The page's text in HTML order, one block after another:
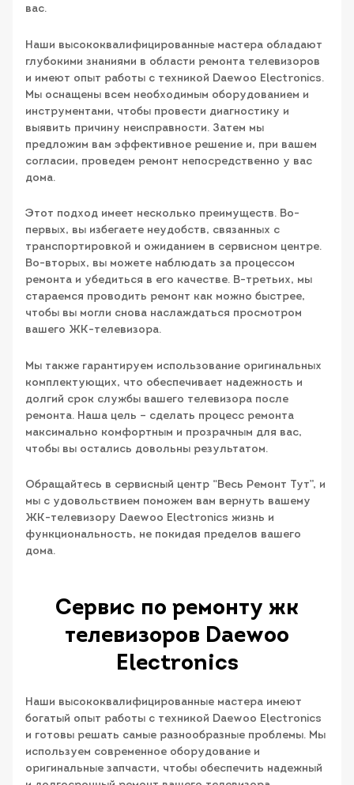
вас.
Наши высококвалифицированные мастера обладают
глубокими знаниями в области ремонта телевизоров
и имеют опыт работы с техникой Daewoo Electronics.
Мы оснащены всем необходимым оборудованием и
инструментами, чтобы провести диагностику и
выявить причину неисправности. Затем мы
предложим вам эффективное решение и, при вашем
согласии, проведем ремонт непосредственно у вас
дома.
Этот подход имеет несколько преимуществ. Во-
первых, вы избегаете неудобств, связанных с
транспортировкой и ожиданием в сервисном центре.
Во-вторых, вы можете наблюдать за процессом
ремонта и убедиться в его качестве. В-третьих, мы
стараемся проводить ремонт как можно быстрее,
чтобы вы могли снова наслаждаться просмотром
вашего ЖК-телевизора.
Мы также гарантируем использование оригинальных
комплектующих, что обеспечивает надежность и
долгий срок службы вашего телевизора после
ремонта. Наша цель – сделать процесс ремонта
максимально комфортным и прозрачным для вас,
чтобы вы остались довольны результатом.
Обращайтесь в сервисный центр “Весь Ремонт Тут”, и
мы с удовольствием поможем вам вернуть вашему
ЖК-телевизору Daewoo Electronics жизнь и
функциональность, не покидая пределов вашего
дома.
Сервис по ремонту жк
телевизоров Daewoo
Electronics
Наши высококвалифицированные мастера имеют
богатый опыт работы с техникой Daewoo Electronics
и готовы решать самые разнообразные проблемы. Мы
используем современное оборудование и
оригинальные запчасти, чтобы обеспечить надежный